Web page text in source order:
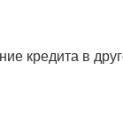
кредита в